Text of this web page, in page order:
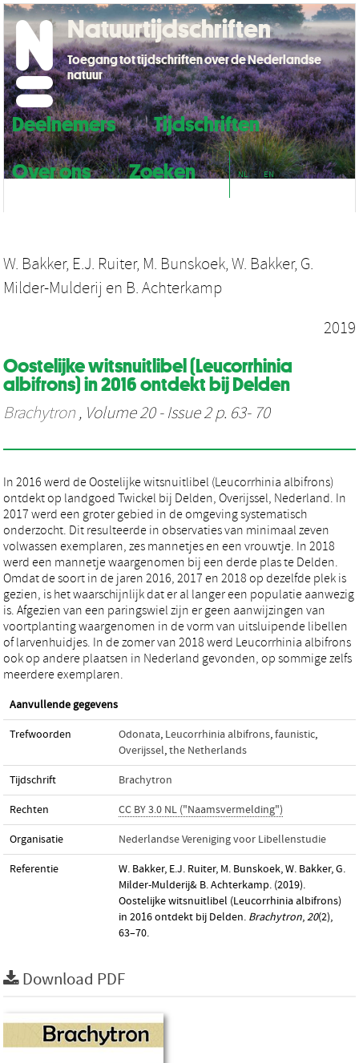
Deelnemers
Tijdschriften
Over ons
Zoeken NL EN
Natuurtijdschriften
Toegang tot tijdschriften over de Nederlandse
natuur
W. Bakker, E.J. Ruiter, M. Bunskoek,W. Bakker, G.
Milder-Mulderij en B. Achterkamp
2019
Oostelijke witsnuitlibel (Leucorrhinia
albifrons) in 2016 ontdekt bij Delden
Brachytron , Volume 20 - Issue 2 p. 63- 70
In 2016 werd de Oostelijke witsnuitlibel (Leucorrhinia albifrons)
ontdekt op landgoed Twickel bij Delden, Overijssel, Nederland. In
2017 werd een groter gebied in de omgeving systematisch
onderzocht. Dit resulteerde in observaties van minimaal zeven
volwassen exemplaren, zes mannetjes en een vrouwtje. In 2018
werd een mannetje waargenomen bij een derde plas te Delden.
Omdat de soort in de jaren 2016, 2017 en 2018 op dezelfde plek is
gezien, is het waarschijnlijk dat er al langer een populatie aanwezig
is. Afgezien van een paringswiel zijn er geen aanwijzingen van
voortplanting waargenomen in de vorm van uitsluipende libellen
of larvenhuidjes. In de zomer van 2018 werd Leucorrhinia albifrons
ook op andere plaatsen in Nederland gevonden, op sommige zelfs
meerdere exemplaren.
Aanvullende gegevens
Trefwoorden Odonata, Leucorrhinia albifrons,faunistic,
Overijssel,the Netherlands
Tijdschrift Brachytron
Rechten CC BY 3.0 NL ("Naamsvermelding")
Organisatie Nederlandse Vereniging voor Libellenstudie
Referentie
W. Bakker, E.J. Ruiter, M. Bunskoek, W. Bakker, G.
Milder-Mulderij& B. Achterkamp. (2019).
Oostelijke witsnuitlibel (Leucorrhinia albifrons)
in 2016 ontdekt bij Delden. Brachytron,20(2),
63–70.
Download PDF